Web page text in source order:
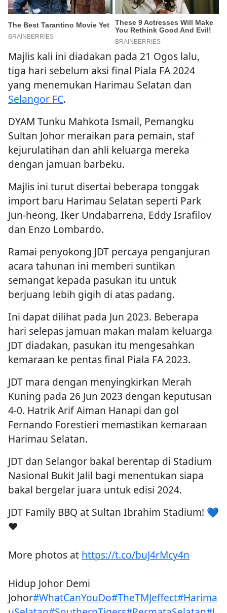
Majlis kali ini diadakan pada 21 Ogos lalu,
tiga hari sebelum aksi final Piala FA 2024
yang menemukan Harimau Selatan dan
Selangor FC.
DYAM Tunku Mahkota Ismail, Pemangku
Sultan Johor meraikan para pemain, staf
kejurulatihan dan ahli keluarga mereka
dengan jamuan barbeku.
Majlis ini turut disertai beberapa tonggak
import baru Harimau Selatan seperti Park
Jun-heong, Iker Undabarrena, Eddy Israfilov
dan Enzo Lombardo.
Ramai penyokong JDT percaya penganjuran
acara tahunan ini memberi suntikan
semangat kepada pasukan itu untuk
berjuang lebih gigih di atas padang.
Ini dapat dilihat pada Jun 2023. Beberapa
hari selepas jamuan makan malam keluarga
JDT diadakan, pasukan itu mengesahkan
kemaraan ke pentas final Piala FA 2023.
JDT mara dengan menyingkirkan Merah
Kuning pada 26 Jun 2023 dengan keputusan
4-0. Hatrik Arif Aiman Hanapi dan gol
Fernando Forestieri memastikan kemaraan
Harimau Selatan.
JDT dan Selangor bakal berentap di Stadium
Nasional Bukit Jalil bagi menentukan siapa
bakal bergelar juara untuk edisi 2024.
JDT Family BBQ at Sultan Ibrahim Stadium! 💙
❤️
More photos at https://t.co/buJ4rMcy4n
Hidup Johor Demi
Johor#WhatCanYouDo#TheTMJeffect#Harima